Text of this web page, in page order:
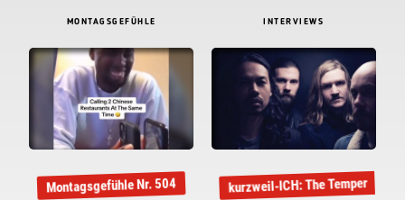
MONTAGSGEFÜHLE
Montagsgefühle Nr. 504
INTERVIEWS
kurzweil-ICH: The Temper